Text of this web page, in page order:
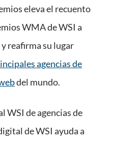
eleva el recuento
WMA de WSI a
y reafirma su lugar
agencias de
del mundo.
WSI de agencias de
de WSI ayuda a